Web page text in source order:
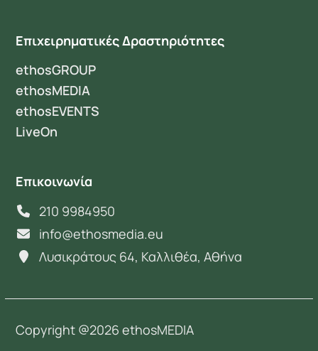
Επιχειρηματικές Δραστηριότητες
ethosGROUP
ethosMEDIA
ethosEVENTS
LiveOn
Επικοινωνία
210 9984950
info@ethosmedia.eu
Λυσικράτους 64, Καλλιθέα, Αθήνα
Copyright @2026 ethosMEDIA